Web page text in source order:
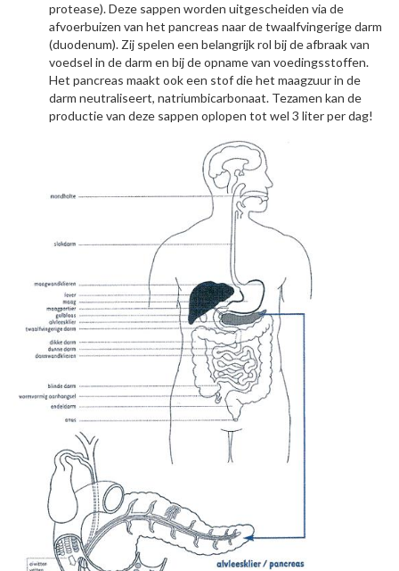
protease). Deze sappen worden uitgescheiden via de
afvoerbuizen van het pancreas naar de twaalfvingerige darm
(duodenum). Zij spelen een belangrijk rol bij de afbraak van
voedsel in de darm en bij de opname van voedingsstoffen.
Het pancreas maakt ook een stof die het maagzuur in de
darm neutraliseert, natriumbicarbonaat. Tezamen kan de
productie van deze sappen oplopen tot wel 3 liter per dag!